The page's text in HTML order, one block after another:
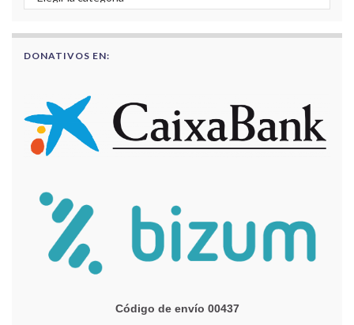
DONATIVOS EN:
Código de envío 00437